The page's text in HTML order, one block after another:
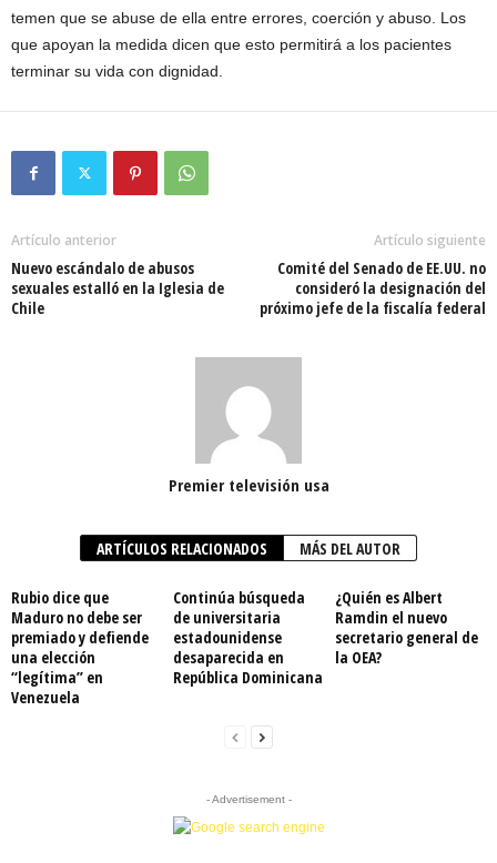
temen que se abuse de ella entre errores, coerción y abuso. Los
que apoyan la medida dicen que esto permitirá a los pacientes
terminar su vida con dignidad.
Artículo anterior
Nuevo escándalo de abusos
sexuales estalló en la Iglesia de
Chile
Artículo siguiente
Comité del Senado de EE.UU. no
consideró la designación del
próximo jefe de la fiscalía federal
Premier televisión usa
ARTÍCULOS RELACIONADOS MÁS DEL AUTOR
Rubio dice que
Maduro no debe ser
premiado y defiende
una elección
“legítima” en
Venezuela
Continúa búsqueda
de universitaria
estadounidense
desaparecida en
República Dominicana
¿Quién es Albert
Ramdin el nuevo
secretario general de
la OEA?
- Advertisement -